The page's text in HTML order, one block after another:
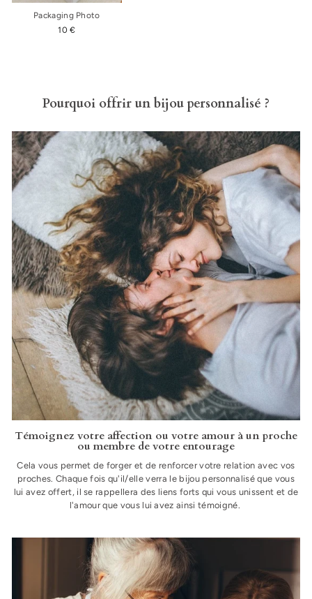
Packaging Photo
10 €
Pourquoi offrir un bijou personnalisé ?
Témoignez votre affection ou votre amour à un proche
ou membre de votre entourage
Cela vous permet de forger et de renforcer votre relation avec vos
proches. Chaque fois qu'il/elle verra le bijou personnalisé que vous
lui avez offert, il se rappellera des liens forts qui vous unissent et de
l'amour que vous lui avez ainsi témoigné.